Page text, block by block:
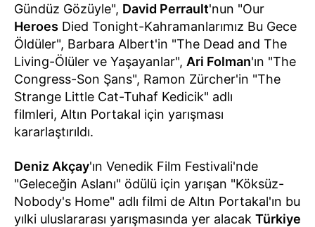
Gündüz Gözüyle", David Perrault'nun "Our
Heroes Died Tonight-Kahramanlarımız Bu Gece
Öldüler", Barbara Albert'in "The Dead and The
Living-Ölüler ve Yaşayanlar", Ari Folman'ın "The
Congress-Son Şans", Ramon Zürcher'in "The
Strange Little Cat-Tuhaf Kedicik" adlı
filmleri, Altın Portakal için yarışması
kararlaştırıldı.
Deniz Akçay'ın Venedik Film Festivali'nde
"Geleceğin Aslanı" ödülü için yarışan "Köksüz-
Nobody's Home" adlı filmi de Altın Portakal'ın bu
yılki uluslararası yarışmasında yer alacak Türkiye